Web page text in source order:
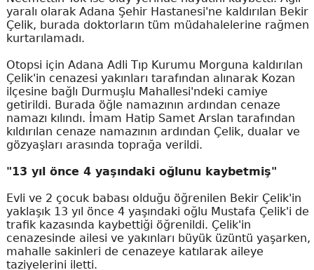
yaralı olarak Adana Şehir Hastanesi'ne kaldırılan Bekir
Çelik, burada doktorların tüm müdahalelerine rağmen
kurtarılamadı.
Otopsi için Adana Adli Tıp Kurumu Morguna kaldırılan
Çelik'in cenazesi yakınları tarafından alınarak Kozan
ilçesine bağlı Durmuşlu Mahallesi'ndeki camiye
getirildi. Burada öğle namazının ardından cenaze
namazı kılındı. İmam Hatip Samet Arslan tarafından
kıldırılan cenaze namazının ardından Çelik, dualar ve
gözyaşları arasında toprağa verildi.
"13 yıl önce 4 yaşındaki oğlunu kaybetmiş"
Evli ve 2 çocuk babası olduğu öğrenilen Bekir Çelik'in
yaklaşık 13 yıl önce 4 yaşındaki oğlu Mustafa Çelik'i de
trafik kazasında kaybettiği öğrenildi. Çelik'in
cenazesinde ailesi ve yakınları büyük üzüntü yaşarken,
mahalle sakinleri de cenazeye katılarak aileye
taziyelerini iletti.